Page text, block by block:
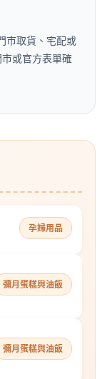
彌月蛋糕與油飯
彌月蛋糕與油飯